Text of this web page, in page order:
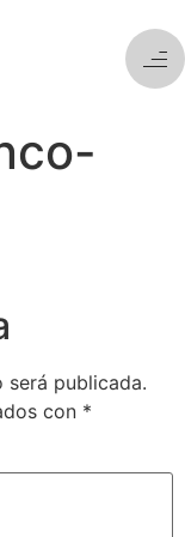
publicada.
con *